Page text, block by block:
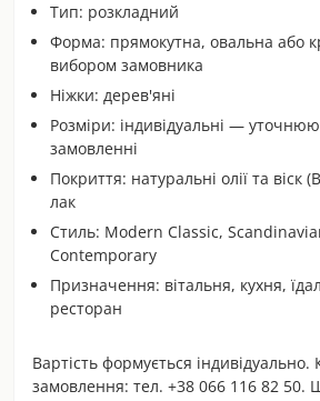
Тип: розкладний
Форма: прямокутна, овальна або
вибором замовника
Ніжки: дерев'яні
Розміри: індивідуальні —
замовленні
Покриття: натуральні олії та віск
лак
Стиль: Modern Classic,
Contemporary
Призначення: вітальня, кухня,
ресторан
Вартість формується індивідуально.
замовлення: тел. +38 066 116 82 50.